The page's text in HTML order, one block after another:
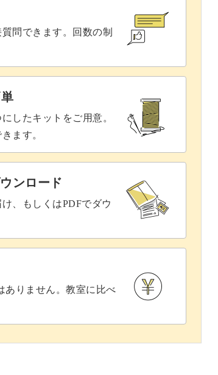
問できます。回数の制
したキットをご用意。
ます。
ンロード
、もしくはPDFでダウ
ありません。教室に比べ